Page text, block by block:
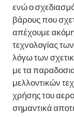
ενώ ο
βάρους που
απέχουμε ακόμη
τεχνολογίας
λόγω των
με τα
μελλοντικών
χρήσης του
σημαντικά